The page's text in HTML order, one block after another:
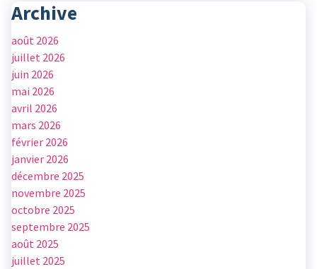
Archive
août 2026
juillet 2026
juin 2026
mai 2026
avril 2026
mars 2026
février 2026
janvier 2026
décembre 2025
novembre 2025
octobre 2025
septembre 2025
août 2025
juillet 2025